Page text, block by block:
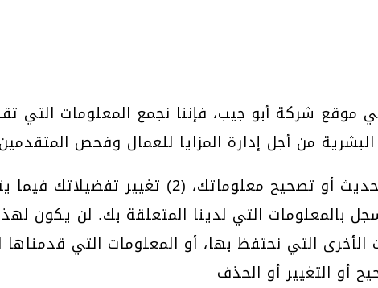
شركة أبو جيب، فإننا نجمع المعلومات التي
يمكنك الاتصال بنا من أجل (1) تحديث أو تصحيح
منا؛ أو (3) تلقي سجل بالمعلومات التي لدينا المتعلقة بك. لن
التي نحتفظ بها، أو المعلومات التي